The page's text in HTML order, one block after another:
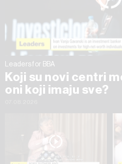
trenutku opozvati bez
Leaders for BBA
Koji su novi centri
oni koji imaju sve?